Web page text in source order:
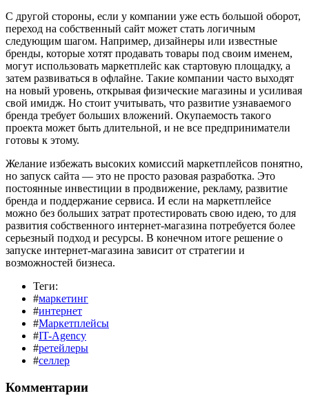
С другой стороны, если у компании уже есть большой оборот,
переход на собственный сайт может стать логичным
следующим шагом. Например, дизайнеры или известные
бренды, которые хотят продавать товары под своим именем,
могут использовать маркетплейс как стартовую площадку, а
затем развиваться в офлайне. Такие компании часто выходят
на новый уровень, открывая физические магазины и усиливая
свой имидж. Но стоит учитывать, что развитие узнаваемого
бренда требует больших вложений. Окупаемость такого
проекта может быть длительной, и не все предприниматели
готовы к этому.
Желание избежать высоких комиссий маркетплейсов понятно,
но запуск сайта — это не просто разовая разработка. Это
постоянные инвестиции в продвижение, рекламу, развитие
бренда и поддержание сервиса. И если на маркетплейсе
можно без больших затрат протестировать свою идею, то для
развития собственного интернет-магазина потребуется более
серьезный подход и ресурсы. В конечном итоге решение о
запуске интернет-магазина зависит от стратегии и
возможностей бизнеса.
Теги:
#маркетинг
#интернет
#Маркетплейсы
#IT-Agency
#ретейлеры
#селлер
Комментарии